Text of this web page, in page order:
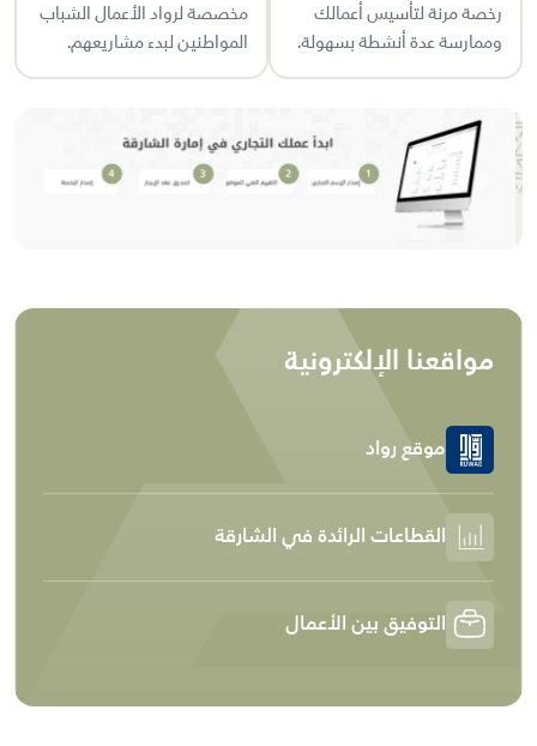
رخصة مرنة لتأسيس أعمالك
وممارسة عدة أنشطة بسهولة.
مخصصة لرواد الأعمال الشباب
المواطنين لبدء مشاريعهم.
Next
مواقعنا الإلكترونية
موقع رواد
القطاعات الرائدة في الشارقة
التوفيق بين الأعمال